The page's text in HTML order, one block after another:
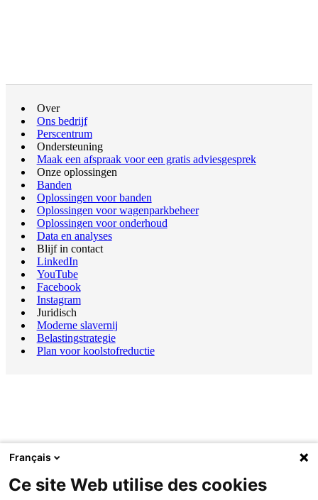
Over
Ons bedrijf
Perscentrum
Ondersteuning
Maak een afspraak voor een gratis adviesgesprek
Onze oplossingen
Banden
Oplossingen voor banden
Oplossingen voor wagenparkbeheer
Oplossingen voor onderhoud
Data en analyses
Blijf in contact
LinkedIn
YouTube
Facebook
Instagram
Juridisch
Moderne slavernij
Belastingstrategie
Plan voor koolstofreductie
Français
Ce site Web utilise des cookies